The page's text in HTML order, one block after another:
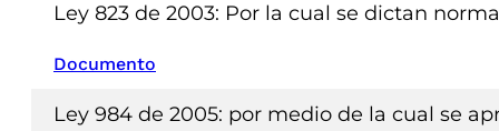
Ley 823 de 2003: Por la cual se dictan
Documento
Ley 984 de 2005: por medio de la cual se